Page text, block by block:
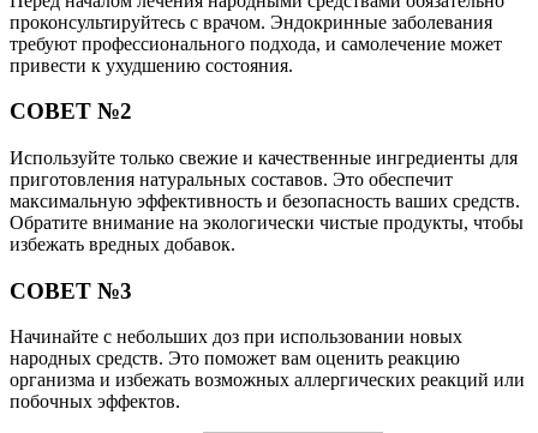
проконсультируйтесь с врачом. Эндокринные заболевания
требуют профессионального подхода, и самолечение может
привести к ухудшению состояния.
СОВЕТ №2
Используйте только свежие и качественные ингредиенты для
приготовления натуральных составов. Это обеспечит
максимальную эффективность и безопасность ваших средств.
Обратите внимание на экологически чистые продукты, чтобы
избежать вредных добавок.
СОВЕТ №3
Начинайте с небольших доз при использовании новых
народных средств. Это поможет вам оценить реакцию
организма и избежать возможных аллергических реакций или
побочных эффектов.